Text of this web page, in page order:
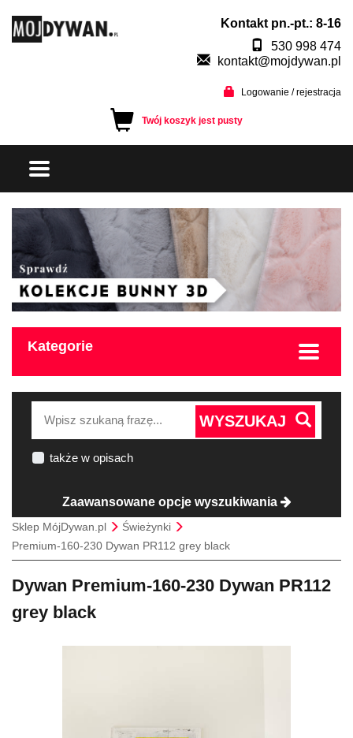
Kontakt pn.-pt.: 8-16
530 998 474
kontakt@mojdywan.pl
Logowanie / rejestracja
Twój koszyk jest pusty
Kategorie
WYSZUKAJ
także w opisach
Zaawansowane opcje wyszukiwania
Sklep MójDywan.pl
Świeżynki
Premium-160-230 Dywan PR112 grey black
Dywan Premium-160-230 Dywan PR112
grey black